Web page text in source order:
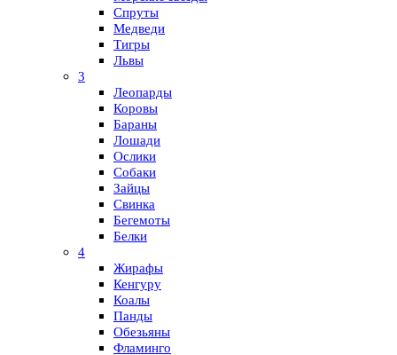
Спруты
Медведи
Тигры
Львы
3
Леопарды
Коровы
Бараны
Лошади
Ослики
Собаки
Зайцы
Свинка
Бегемоты
Белки
4
Жирафы
Кенгуру
Коалы
Панды
Обезьяны
Фламинго